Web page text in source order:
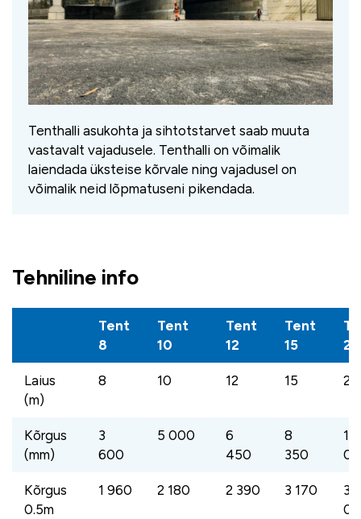
Tenthalli asukohta ja sihtotstarvet saab muuta
vastavalt vajadusele. Tenthalli on võimalik
laiendada üksteise kõrvale ning vajadusel on
võimalik neid lõpmatuseni pikendada.
Tehniline info
Tent
8
Tent
10
Tent
12
Tent
15
21
Laius
(m)
8 10 12 15 21
Kõrgus
(mm)
3
600
5 000
6
450
8
350
10
Kõrgus
0.5m
1 960 2 180 2 390 3 170
3